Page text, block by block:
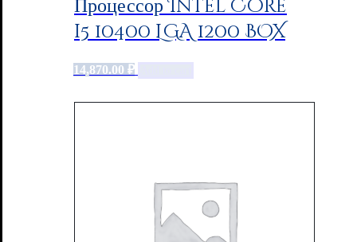
Процессор Intel Core
i5 10400 LGA 1200 BOX
14,870.00 ₽